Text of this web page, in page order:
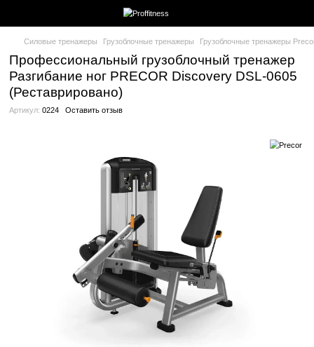
Профессиональный грузоблочный
Разгибание ног PRECOR Discovery
(Реставрировано)